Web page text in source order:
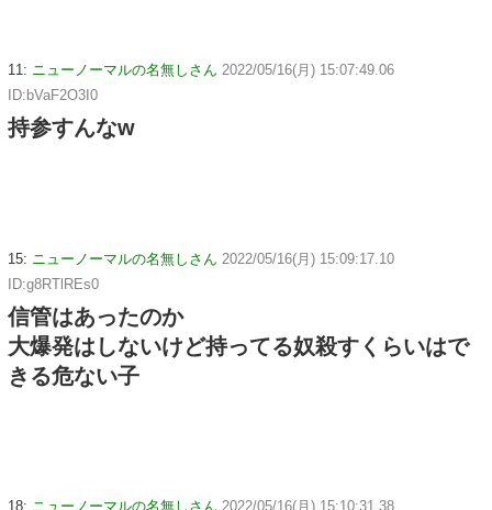
11: ニューノーマルの名無しさん 2022/05/16(月) 15:07:49.06
ID:bVaF2O3I0
持参すんなw
15: ニューノーマルの名無しさん 2022/05/16(月) 15:09:17.10
ID:g8RTlREs0
信管はあったのか
大爆発はしないけど持ってる奴殺すくらいはで
きる危ない子
18: ニューノーマルの名無しさん 2022/05/16(月) 15:10:31.38